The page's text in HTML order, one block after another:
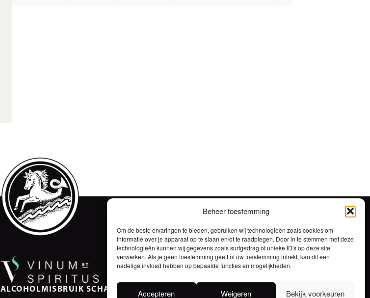
Beheer toestemming
Om de beste ervaringen te bieden, gebruiken wij technologieën zoals cookies om
informatie over je apparaat op te slaan en/of te raadplegen. Door in te stemmen met deze
technologieën kunnen wij gegevens zoals surfgedrag of unieke ID's op deze site
verwerken. Als je geen toestemming geeft of uw toestemming intrekt, kan dit een
nadelige invloed hebben op bepaalde functies en mogelijkheden.
Accepteren Weigeren Bekijk voorkeuren
ALCOHOLMISBRUIK SCHAADT DE
STOKERIJ – BROUWERIJ